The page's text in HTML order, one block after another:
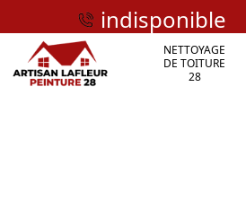
indisponible
NETTOYAGE
DE TOITURE
28